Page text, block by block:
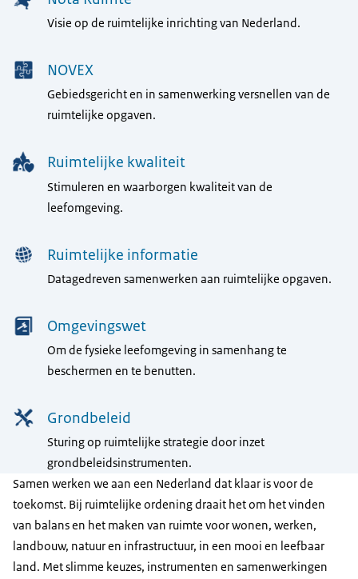
Visie op de ruimtelijke inrichting van Nederland.
NOVEX
Gebiedsgericht en in samenwerking versnellen van de
ruimtelijke opgaven.
Ruimtelijke kwaliteit
Stimuleren en waarborgen kwaliteit van de
leefomgeving.
Ruimtelijke informatie
Datagedreven samenwerken aan ruimtelijke opgaven.
Omgevingswet
Om de fysieke leefomgeving in samenhang te
beschermen en te benutten.
Grondbeleid
Sturing op ruimtelijke strategie door inzet
grondbeleidsinstrumenten.
Samen werken we aan een Nederland dat klaar is voor de
toekomst. Bij ruimtelijke ordening draait het om het vinden
van balans en het maken van ruimte voor wonen, werken,
landbouw, natuur en infrastructuur, in een mooi en leefbaar
land. Met slimme keuzes, instrumenten en samenwerkingen